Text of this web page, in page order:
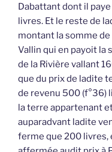
Dabattant dont il
livres. Et le reste de
montant la somme
Vallin qui en payoit la
de la Rivière vallant
que du prix de ladite
de revenu 500 (f°36)
la terre appartenant
auparadvant ladite
ferme que 200 livres,